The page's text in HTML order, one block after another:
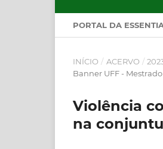
PORTAL DA
INÍCIO / ACERVO /
Banner UFF -
Violência
na